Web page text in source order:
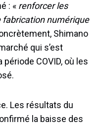
: « renforcer les
fabrication numérique
Shimano
qui s’est
COVID, où les
Les résultats du
la baisse des